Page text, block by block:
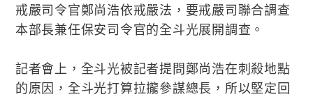
戒嚴司令官鄭尚浩依戒嚴法，要戒嚴司聯合調查
本部長兼任保安司令官的全斗光展開調查。
記者會上，全斗光被記者提問鄭尚浩在刺殺地點
的原因，全斗光打算拉攏參謀總長，所以堅定回